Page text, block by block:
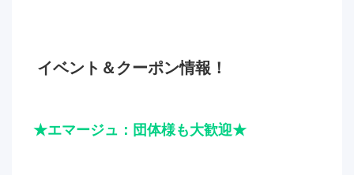
イベント＆クーポン情報！
★エマージュ：団体様も大歓迎★